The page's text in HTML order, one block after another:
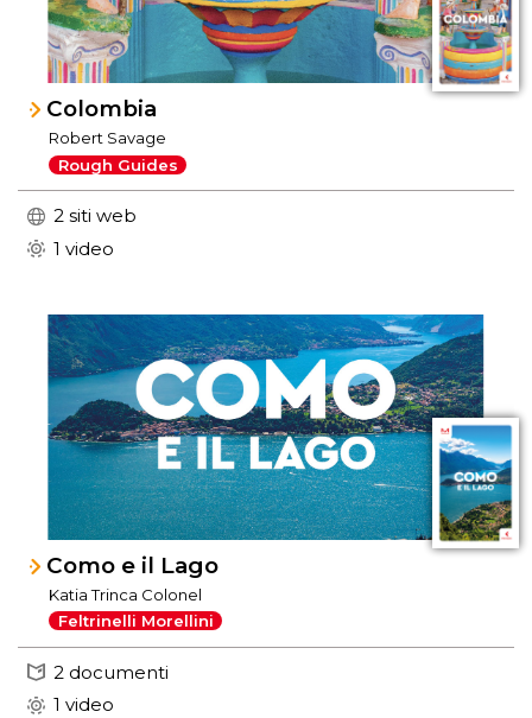
Colombia
Robert Savage
Rough Guides
2 siti web
1 video
Como e il Lago
Katia Trinca Colonel
Feltrinelli Morellini
2 documenti
1 video